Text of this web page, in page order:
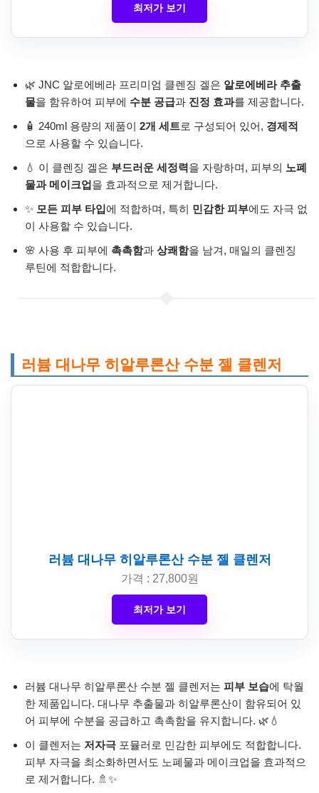
최저가 보기
🌿 JNC 알로에베라 프리미엄 클렌징 겔은 알로에베라 추출
물을 함유하여 피부에 수분 공급과 진정 효과를 제공합니다.
🧴 240ml 용량의 제품이 2개 세트로 구성되어 있어, 경제적
으로 사용할 수 있습니다.
💧 이 클렌징 겔은 부드러운 세정력을 자랑하며, 피부의 노폐
물과 메이크업을 효과적으로 제거합니다.
✨ 모든 피부 타입에 적합하며, 특히 민감한 피부에도 자극 없
이 사용할 수 있습니다.
🌸 사용 후 피부에 촉촉함과 상쾌함을 남겨, 매일의 클렌징
루틴에 적합합니다.
러븀 대나무 히알루론산 수분 젤 클렌저
러븀 대나무 히알루론산 수분 젤 클렌저
가격 : 27,800원
최저가 보기
러븀 대나무 히알루론산 수분 젤 클렌저는 피부 보습에 탁월
한 제품입니다. 대나무 추출물과 히알루론산이 함유되어 있
어 피부에 수분을 공급하고 촉촉함을 유지합니다. 🌿💧
이 클렌저는 저자극 포뮬러로 민감한 피부에도 적합합니다.
피부 자극을 최소화하면서도 노폐물과 메이크업을 효과적으
로 제거합니다. 🚿✨